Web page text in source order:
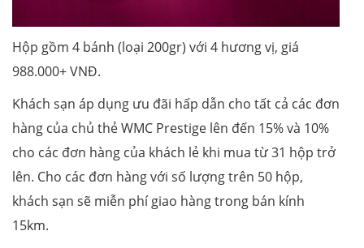
Hộp gồm 4 bánh (loại 200gr) với 4 hương vị, giá
988.000+ VNĐ.
Khách sạn áp dụng ưu đãi hấp dẫn cho tất cả các đơn
hàng của chủ thẻ WMC Prestige lên đến 15% và 10%
cho các đơn hàng của khách lẻ khi mua từ 31 hộp trở
lên. Cho các đơn hàng với số lượng trên 50 hộp,
khách sạn sẽ miễn phí giao hàng trong bán kính
15km.